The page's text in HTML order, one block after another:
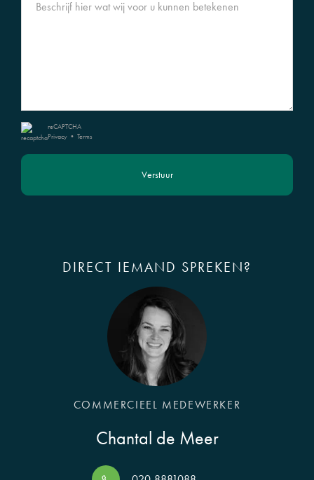
reCAPTCHA
Privacy • Terms
Verstuur
DIRECT IEMAND SPREKEN?
COMMERCIEEL MEDEWERKER
Chantal de Meer